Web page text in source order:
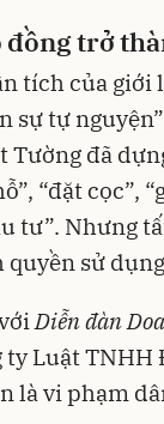
đồng trở
tích của giới
sự tự
Tường đã
“đặt cọc”,
tư”. Nhưng
quyền sử
Diễn đàn
ty Luật
là vi phạm